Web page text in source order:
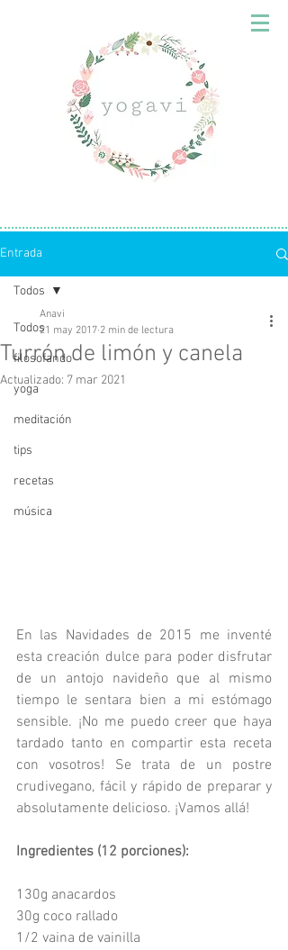
Entrada
Todos
filosofando
yoga
meditación
tips
recetas
música
Todos
Turrón de limón y canela
Anavi
21 may 2017 2 min de lectura
Actualizado: 7 mar 2021
En las Navidades de 2015 me inventé
esta creación dulce para poder disfrutar
de un antojo navideño que al mismo
tiempo le sentara bien a mi estómago
sensible. ¡No me puedo creer que haya
tardado tanto en compartir esta receta
con vosotros! Se trata de un postre
crudivegano, fácil y rápido de preparar y
absolutamente delicioso. ¡Vamos allá!
Ingredientes (12 porciones):
130g anacardos
30g coco rallado
1/2 vaina de vainilla